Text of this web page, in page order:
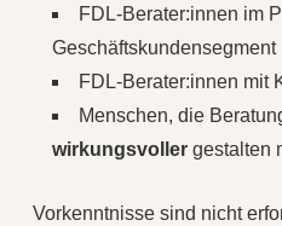
FDL-Berater:innen im
Geschäftskundensegment
FDL-Berater:innen mit
Menschen, die
wirkungsvollergestalten
Vorkenntnisse sind nicht